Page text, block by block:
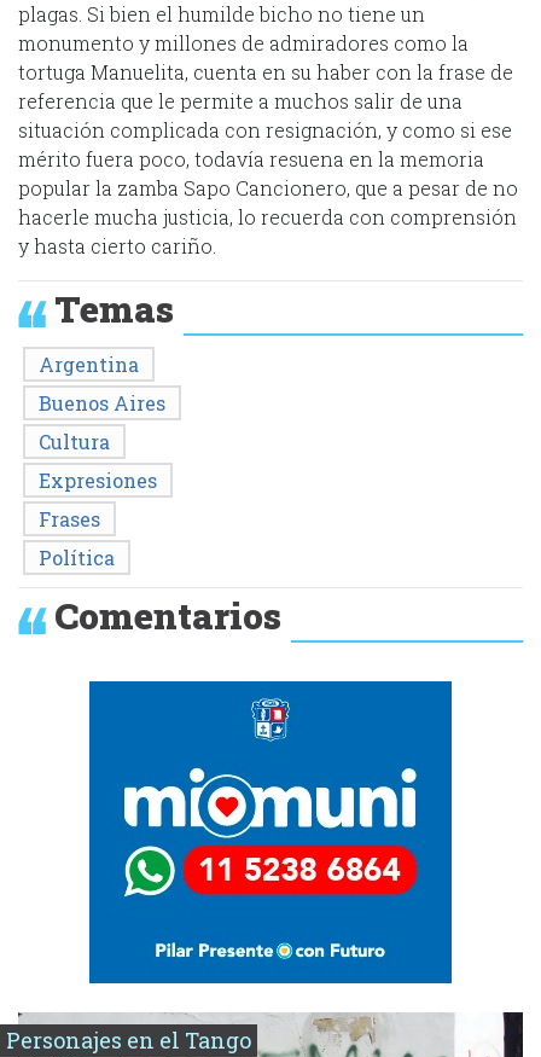
plagas. Si bien el humilde bicho no tiene un
monumento y millones de admiradores como la
tortuga Manuelita, cuenta en su haber con la frase de
referencia que le permite a muchos salir de una
situación complicada con resignación, y como si ese
mérito fuera poco, todavía resuena en la memoria
popular la zamba Sapo Cancionero, que a pesar de no
hacerle mucha justicia, lo recuerda con comprensión
y hasta cierto cariño.
Temas
Argentina
Buenos Aires
Cultura
Expresiones
Frases
Política
Comentarios
Personajes en el Tango